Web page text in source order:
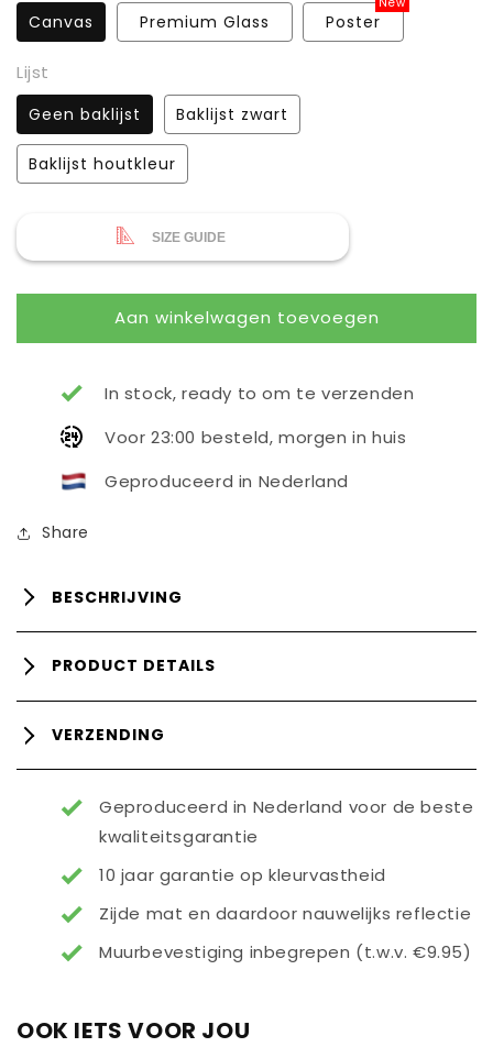
Canvas Premium Glass Poster
Lijst
Geen baklijst Baklijst zwart
Baklijst houtkleur
SIZE GUIDE
Aan winkelwagen toevoegen
In stock, ready to om te verzenden
Voor 23:00 besteld, morgen in huis
Geproduceerd in Nederland
Share
BESCHRIJVING
PRODUCT DETAILS
VERZENDING
Geproduceerd in Nederland voor de beste
kwaliteitsgarantie
10 jaar garantie op kleurvastheid
Zijde mat en daardoor nauwelijks reflectie
Muurbevestiging inbegrepen (t.w.v. €9.95)
OOK IETS VOOR JOU